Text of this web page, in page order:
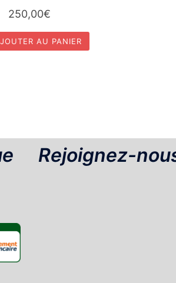
250,00€
AU PANIER
Rejoignez-